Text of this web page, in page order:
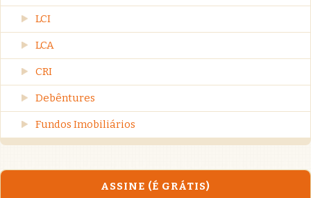
LCI
LCA
CRI
Debêntures
Fundos Imobiliários
ASSINE (É GRÁTIS)